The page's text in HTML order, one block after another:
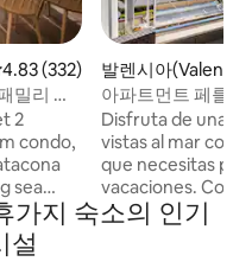
점 4.83점(5점 만점), 후기 332
4.83 (332)
밀리 아
2
condo,
sea
all
발렌시아
실
아파트먼트 페를
파트먼트...
Disfruta de una
vistas al mar con
que necesitas
vacaciones.
obsequiamos con
para iniciar tu
가지 숙소의 인기
설